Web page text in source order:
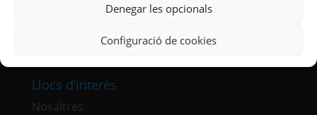
Denegar les opcionals
Configuració de cookies
Llocs d’interès
Nosaltres